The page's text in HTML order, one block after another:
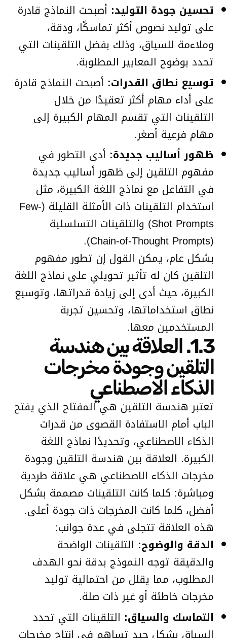
تحسين جودة التوليد: أصبحت النماذج قادرة
على توليد نصوص أكثر تماسكًا، ودقة،
وملاءمة للسياق، وذلك بفضل التلقينات التي
تحدد بوضوح المعايير المطلوبة.
توسيع نطاق القدرات: أصبحت النماذج قادرة
على أداء مهام أكثر تعقيدًا من خلال
التلقينات التي تقسم المهام الكبيرة إلى
مهام فرعية أصغر.
ظهور أساليب جديدة: أدى التطور في
مفهوم التلقين إلى ظهور أساليب جديدة
في التفاعل مع نماذج اللغة الكبيرة، مثل
استخدام التلقينات ذات الأمثلة القليلة (Few-
Shot Prompts) والتلقينات التسلسلية
(Chain-of-Thought Prompts).
بشكل عام، يمكن القول إن تطور مفهوم
التلقين كان له تأثير تحويلي على نماذج اللغة
الكبيرة، حيث أدى إلى زيادة قدراتها، وتوسيع
نطاق استخداماتها، وتحسين تجربة
المستخدمين معها.
1.3. العلاقة بين هندسة
التلقين وجودة مخرجات
الذكاء الاصطناعي
تعتبر هندسة التلقين هي المفتاح الذي يفتح
الباب أمام الاستفادة القصوى من قدرات
الذكاء الاصطناعي، وتحديدًا نماذج اللغة
الكبيرة. العلاقة بين هندسة التلقين وجودة
مخرجات الذكاء الاصطناعي هي علاقة طردية
ومباشرة: كلما كانت التلقينات مصممة بشكل
أفضل، كلما كانت المخرجات ذات جودة أعلى.
هذه العلاقة تتجلى في عدة جوانب:
الدقة والوضوح: التلقينات الواضحة
والدقيقة توجه النموذج بدقة نحو الهدف
المطلوب، مما يقلل من احتمالية توليد
مخرجات خاطئة أو غير ذات صلة.
التماسك والسياق: التلقينات التي تحدد